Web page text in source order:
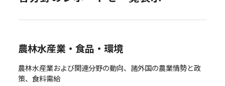
農林水産業・食品・環境
農林水産業および関連分野の動向、諸外国の農業情勢と政
策、食料需給